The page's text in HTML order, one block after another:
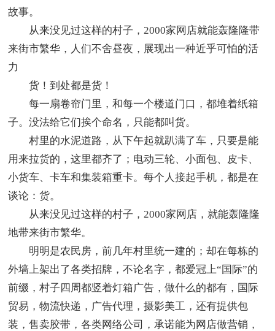
故事。
从来没见过这样的村子，2000家网店就能轰隆隆带
来街市繁华，人们不舍昼夜，展现出一种近乎可怕的活
力
货！到处都是货！
每一扇卷帘门里，和每一个楼道门口，都堆着纸箱
子。没法给它们挨个命名，只能都叫货。
村里的水泥道路，从下午起就趴满了车，只要是能
用来拉货的，这里都齐了；电动三轮、小面包、皮卡、
小货车、卡车和集装箱重卡。每个人接起手机，都是在
谈论：货。
从来没见过这样的村子，2000家网店，就能轰隆隆
地带来街市繁华。
明明是农民房，前几年村里统一建的；却在每栋的
外墙上架出了各类招牌，不论名字，都爱冠上“国际”的
前缀，村子四周都竖着灯箱广告，做什么的都有，国际
贸易，物流快递，广告代理，摄影美工，还有提供包
装，售卖胶带，各类网络公司，承诺能为网店做营销，